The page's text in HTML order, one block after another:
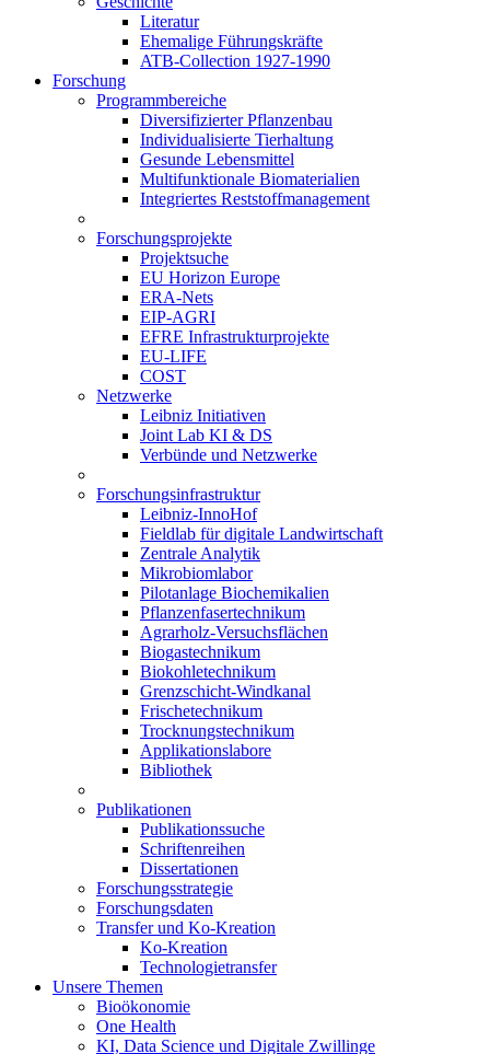
Literatur
Ehemalige Führungskräfte
ATB-Collection 1927-1990
Forschung
Programmbereiche
Diversifizierter Pflanzenbau
Individualisierte Tierhaltung
Gesunde Lebensmittel
Multifunktionale Biomaterialien
Integriertes Reststoffmanagement
Forschungsprojekte
Projektsuche
EU Horizon Europe
ERA-Nets
EIP-AGRI
EFRE Infrastrukturprojekte
EU-LIFE
COST
Netzwerke
Leibniz Initiativen
Joint Lab KI & DS
Verbünde und Netzwerke
Forschungsinfrastruktur
Leibniz-InnoHof
Fieldlab für digitale Landwirtschaft
Zentrale Analytik
Mikrobiomlabor
Pilotanlage Biochemikalien
Pflanzenfasertechnikum
Agrarholz-Versuchsflächen
Biogastechnikum
Biokohletechnikum
Grenzschicht-Windkanal
Frischetechnikum
Trocknungstechnikum
Applikationslabore
Bibliothek
Publikationen
Publikationssuche
Schriftenreihen
Dissertationen
Forschungsstrategie
Forschungsdaten
Transfer und Ko-Kreation
Ko-Kreation
Technologietransfer
Unsere Themen
Bioökonomie
One Health
KI, Data Science und Digitale Zwillinge